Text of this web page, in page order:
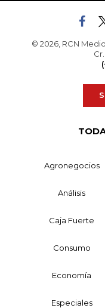
© 2026, RCN
Agronegocios
Análisis
Caja Fuerte
Consumo
Economía
Especiales